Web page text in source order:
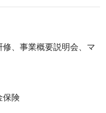
、事業概要説明会、マ
保険